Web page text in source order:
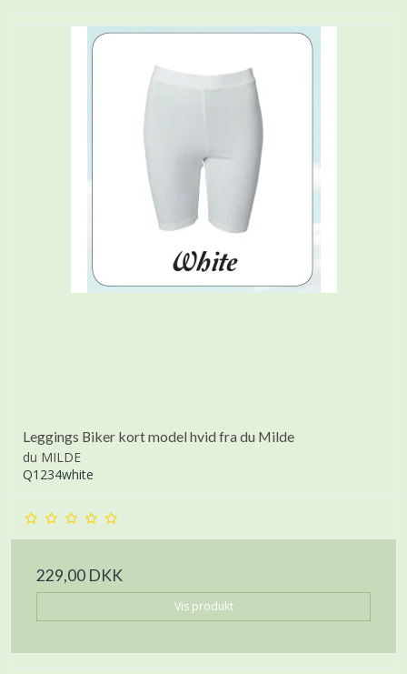
Leggings Biker kort model hvid fra du Milde
du MILDE
Q1234white
229,00 DKK
Vis produkt